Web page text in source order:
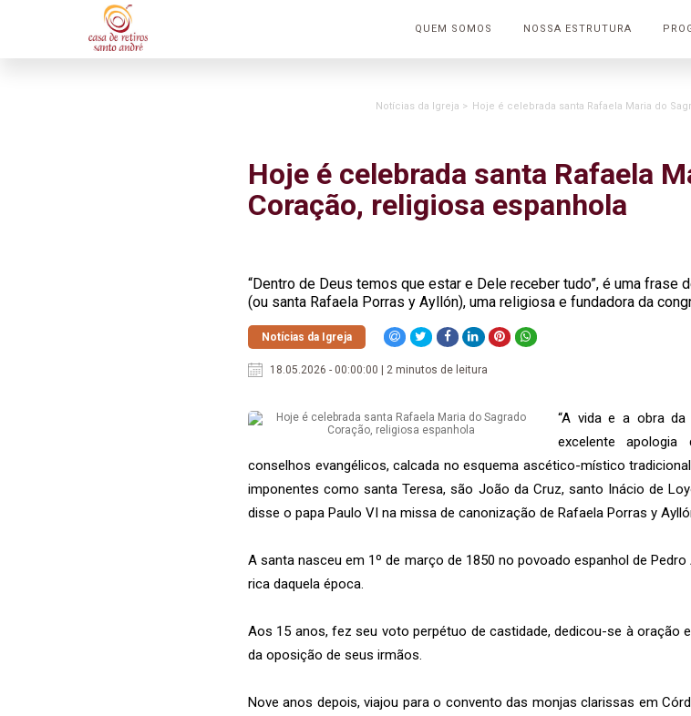
QUEM SOMOS NOSSA ESTRUTURA
Notícias da Igreja > Hoje é celebrada santa Rafaela Maria do
Hoje é celebrada santa Rafaela
Coração, religiosa espanhola
“Dentro de Deus temos que estar e Dele receber tudo”, é uma frase
(ou santa Rafaela Porras y Ayllón), uma religiosa e fundadora da
Notícias da Igreja
18.05.2026 - 00:00:00 | 2 minutos de leitura
“A vida e a obra
excelente
conselhos evangélicos, calcada no esquema ascético-místico
imponentes como santa Teresa, são João da Cruz, santo Inácio de
disse o papa Paulo VI na missa de canonização de Rafaela Porras y
A santa nasceu em 1º de março de 1850 no povoado espanhol de
rica daquela época.
Aos 15 anos, fez seu voto perpétuo de castidade, dedicou-se à oração
da oposição de seus irmãos.
Nove anos depois, viajou para o convento das monjas clarissas em